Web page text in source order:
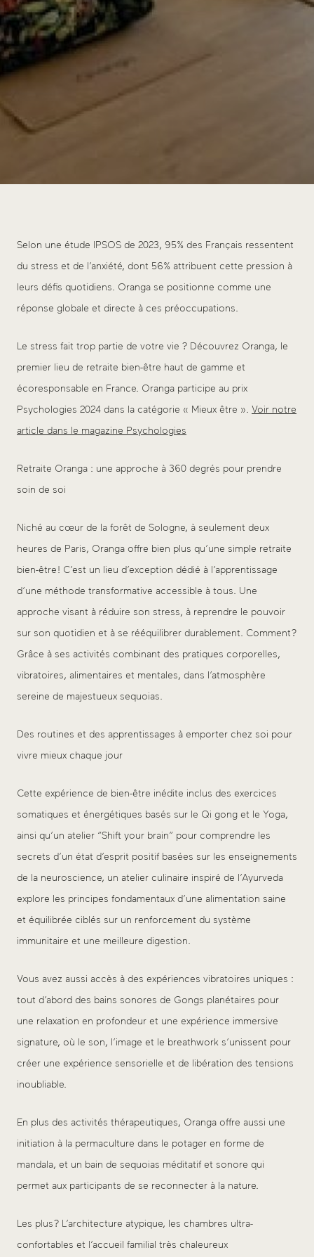
Selon une étude IPSOS de 2023, 95% des Français ressentent
du stress et de l’anxiété, dont 56% attribuent cette pression à
leurs défis quotidiens. Oranga se positionne comme une
réponse globale et directe à ces préoccupations.
Le stress fait trop partie de votre vie ? Découvrez Oranga, le
premier lieu de retraite bien-être haut de gamme et
écoresponsable en France. Oranga participe au prix
Psychologies 2024 dans la catégorie « Mieux être ». Voir notre
article dans le magazine Psychologies
Retraite Oranga : une approche à 360 degrés pour prendre
soin de soi
Niché au cœur de la forêt de Sologne, à seulement deux
heures de Paris, Oranga offre bien plus qu’une simple retraite
bien-être ! C’est un lieu d’exception dédié à l’apprentissage
d’une méthode transformative accessible à tous. Une
approche visant à réduire son stress, à reprendre le pouvoir
sur son quotidien et à se rééquilibrer durablement. Comment ?
Grâce à ses activités combinant des pratiques corporelles,
vibratoires, alimentaires et mentales, dans l’atmosphère
sereine de majestueux sequoias.
Des routines et des apprentissages à emporter chez soi pour
vivre mieux chaque jour
Cette expérience de bien-être inédite inclus des exercices
somatiques et énergétiques basés sur le Qi gong et le Yoga,
ainsi qu’un atelier “Shift your brain” pour comprendre les
secrets d’un état d’esprit positif basées sur les enseignements
de la neuroscience, un atelier culinaire inspiré de l’Ayurveda
explore les principes fondamentaux d’une alimentation saine
et équilibrée ciblés sur un renforcement du système
immunitaire et une meilleure digestion.
Vous avez aussi accès à des expériences vibratoires uniques :
tout d’abord des bains sonores de Gongs planétaires pour
une relaxation en profondeur et une expérience immersive
signature, où le son, l’image et le breathwork s’unissent pour
créer une expérience sensorielle et de libération des tensions
inoubliable.
En plus des activités thérapeutiques, Oranga offre aussi une
initiation à la permaculture dans le potager en forme de
mandala, et un bain de sequoias méditatif et sonore qui
permet aux participants de se reconnecter à la nature.
Les plus ? L’architecture atypique, les chambres ultra-
confortables et l’accueil familial très chaleureux